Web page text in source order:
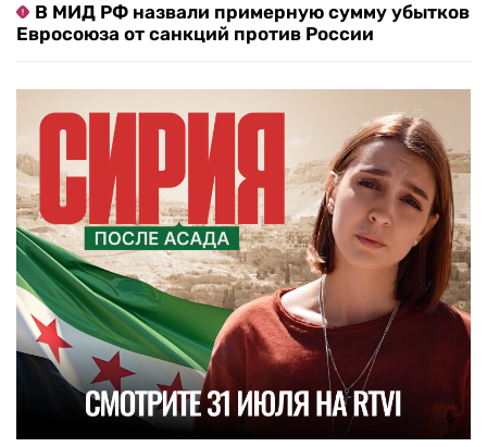
В МИД РФ назвали примерную сумму убытков
Евросоюза от санкций против России